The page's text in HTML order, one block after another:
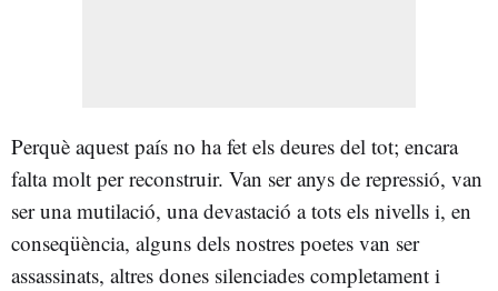
Perquè aquest país no ha fet els deures del tot; encara
falta molt per reconstruir. Van ser anys de repressió, van
ser una mutilació, una devastació a tots els nivells i, en
conseqüència, alguns dels nostres poetes van ser
assassinats, altres dones silenciades completament i